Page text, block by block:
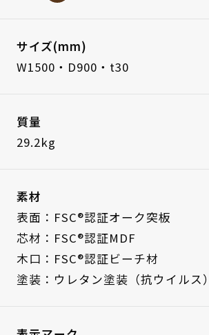
サイズ(mm)
W1500・D900・t30
質量
29.2kg
素材
表面：FSC®認証オーク突板
芯材：FSC®認証MDF
木口：FSC®認証ビーチ材
塗装：ウレタン塗装（抗ウイルス）